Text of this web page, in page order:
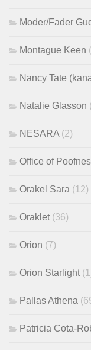
Moder/Fader
Montague Keen
Nancy Tate
Natalie Glasson
NESARA (2)
Office of
Orakel Sara (12)
Oraklet (36)
Orion (7)
Orion Starlight
Pallas Athena
Patricia Cota-